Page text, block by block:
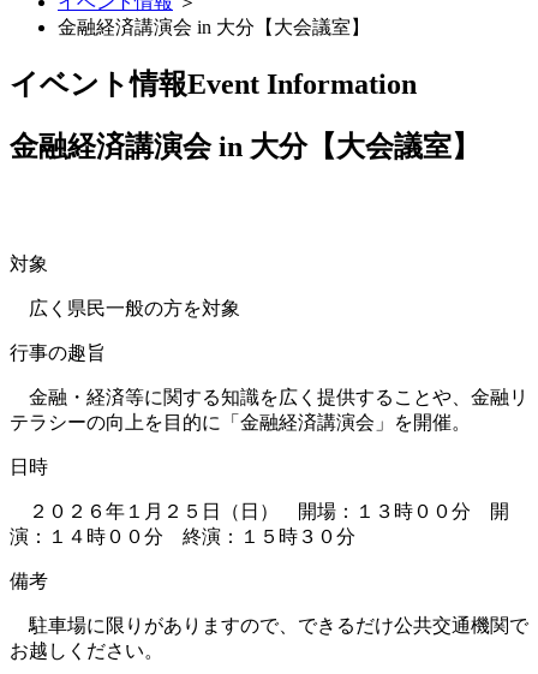
金融経済講演会 in 大分【大会議室】
イベント情報Event Information
金融経済講演会 in 大分【大会議室】
対象
広く県民一般の方を対象
行事の趣旨
金融・経済等に関する知識を広く提供することや、金融リ
テラシーの向上を目的に「金融経済講演会」を開催。
日時
２０２６年１月２５日（日） 開場：１３時００分 開
演：１４時００分 終演：１５時３０分
備考
駐車場に限りがありますので、できるだけ公共交通機関で
お越しください。